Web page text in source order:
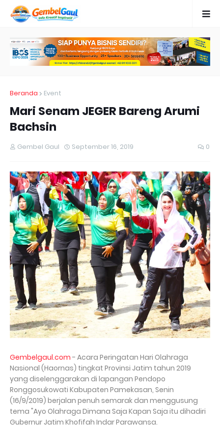
Beranda Event
Mari Senam JEGER Bareng Arumi
Bachsin
Gembel Gaul September 16, 2019 0
Gembelgaul.com - Acara Peringatan Hari Olahraga
Nasional (Haornas) tingkat Provinsi Jatim tahun 2019
yang diselenggarakan di lapangan Pendopo
Ronggosukowati Kabupaten Pamekasan, Senin
(16/9/2019) berjalan penuh semarak dan menggusung
tema "Ayo Olahraga Dimana Saja Kapan Saja itu dihadiri
Gubernur Jatim Khofifah Indar Parawansa.